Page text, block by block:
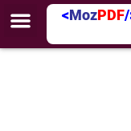
<MozPDF/